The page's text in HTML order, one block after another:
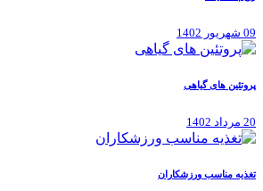
09 شهریور 1402
پروتئین های گیاهی
20 مرداد 1402
تغذیه مناسب ورزشکاران